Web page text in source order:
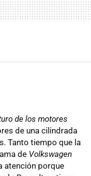
de los motores
de una cilindrada
Tanto tiempo que la
de Volkswagen
atención porque